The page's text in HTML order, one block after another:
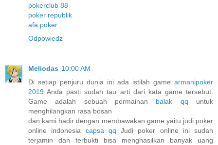
pokerclub 88
poker republik
afa poker
Odpowiedz
Meliodas 10:00 AM
Di setiap penjuru dunia ini ada istilah game armanipoker
2019 Anda pasti sudah tau arti dari kata game tersebut.
Game adalah sebuah permainan balak qq untuk
menghilangkan rasa bosan
dan kami hadir dengan membawakan game yaitu judi poker
online indonesia capsa qq Judi poker online ini sudah
terjamin dan terbukti bisa menghasilkan banyak uang